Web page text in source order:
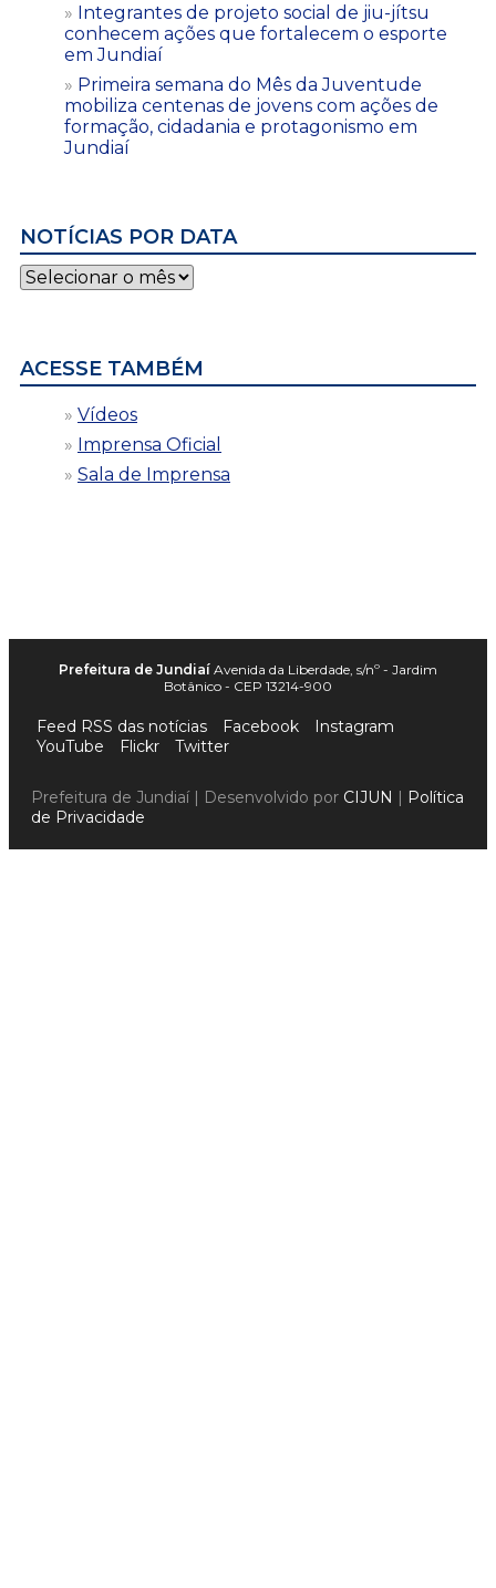
Integrantes de projeto social de jiu-jítsu
conhecem ações que fortalecem o esporte
em Jundiaí
Primeira semana do Mês da Juventude
mobiliza centenas de jovens com ações de
formação, cidadania e protagonismo em
Jundiaí
NOTÍCIAS POR DATA
Notícias
por
ACESSE TAMBÉM
Vídeos
Imprensa Oficial
Sala de Imprensa
Prefeitura de Jundiaí Avenida da Liberdade, s/nº - Jardim
Botânico - CEP 13214-900
Feed RSS das notícias Facebook
Instagram
YouTube
Flickr Twitter
Prefeitura de Jundiaí | Desenvolvido por CIJUN | Política
de Privacidade